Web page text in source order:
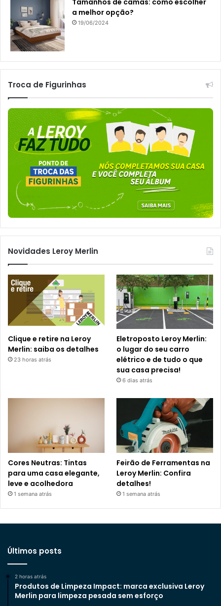
a melhor opção?
19/06/2024
Troca de Figurinhas
Novidades Leroy Merlin
Clique e retire na Leroy
Merlin: saiba os detalhes
23 horas atrás
Eletroposto Leroy Merlin:
o lugar do seu carro
elétrico e de tudo o que
sua casa precisa!
6 dias atrás
Cores Neutras: Tintas
para uma casa elegante,
leve e acolhedora
1 semana atrás
Feirão de Ferramentas na
Leroy Merlin: Confira
detalhes!
1 semana atrás
Últimos posts
2 horas atrás
Produtos de Limpeza Impact: marca exclusiva Leroy
Merlin para limpeza pesada sem esforço